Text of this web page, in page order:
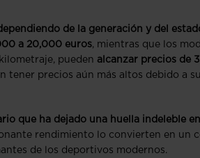
de la generación y del
a 20,000 euros, mientras que los
pueden alcanzar precios de
tener precios aún más altos debido a
que ha dejado una huella indeleble
rendimiento lo convierten en un
de los deportivos modernos.